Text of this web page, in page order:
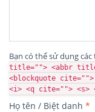
Bạn có thể sử dụng các
title=""> <abbr
<blockquote cite="">
<i> <q cite=""> <s>
Họ tên / Biệt danh *